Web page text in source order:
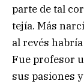
parte de tal
tejía. Más
al revés
Fue profesor
sus pasiones